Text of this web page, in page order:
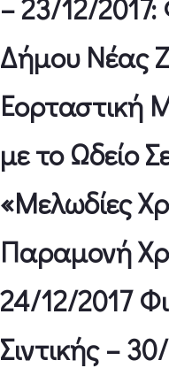
– 23/12/2017:
Δήμου Νέας
Εορταστική
με το Ωδείο
«Μελωδίες
Παραμονή
24/12/2017
Σιντικής –